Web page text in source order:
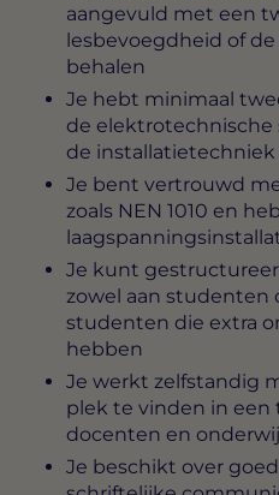
aangevuld met een
lesbevoegdheid of
behalen
Je hebt minimaal
de elektrotechnische
de
Je bent vertrouwd
zoals NEN 1010 en
Je kunt
zowel aan studenten
studenten die extra
hebben
Je werkt zelfstandig
plek te vinden in een
docenten en
Je beschikt over